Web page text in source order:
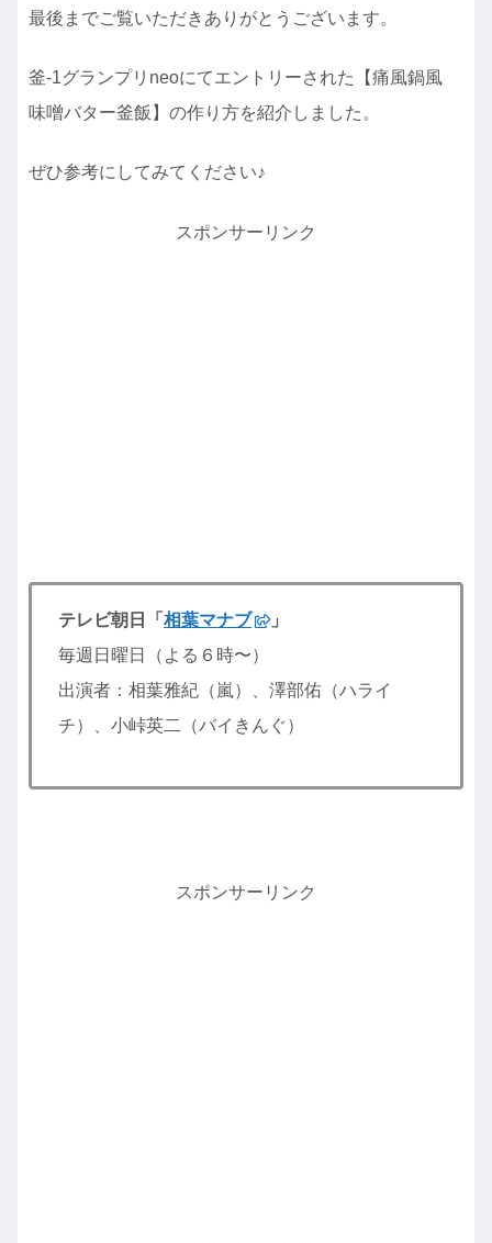
最後までご覧いただきありがとうございます。
釜-1グランプリneoにてエントリーされた【痛風鍋風
味噌バター釜飯】の作り方を紹介しました。
ぜひ参考にしてみてください♪
スポンサーリンク
テレビ朝日「 相葉マナブ
」
毎週日曜日（よる６時〜）
出演者：相葉雅紀（嵐）、澤部佑（ハライ
チ）、小峠英二（バイきんぐ）
スポンサーリンク